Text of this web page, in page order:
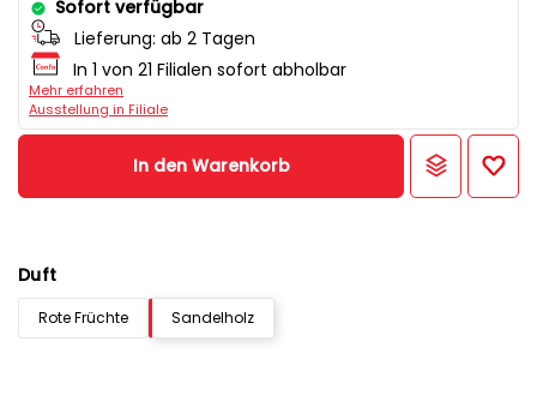
Sofort verfügbar
Lieferung: ab 2 Tagen
In 1 von 21 Filialen sofort abholbar
Mehr erfahren
Ausstellung in Filiale
In den Warenkorb
Duft
Rote Früchte Sandelholz